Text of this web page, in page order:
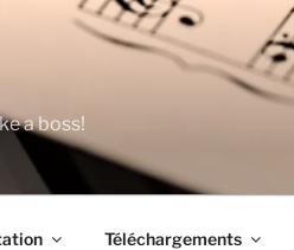
a boss!
Téléchargements